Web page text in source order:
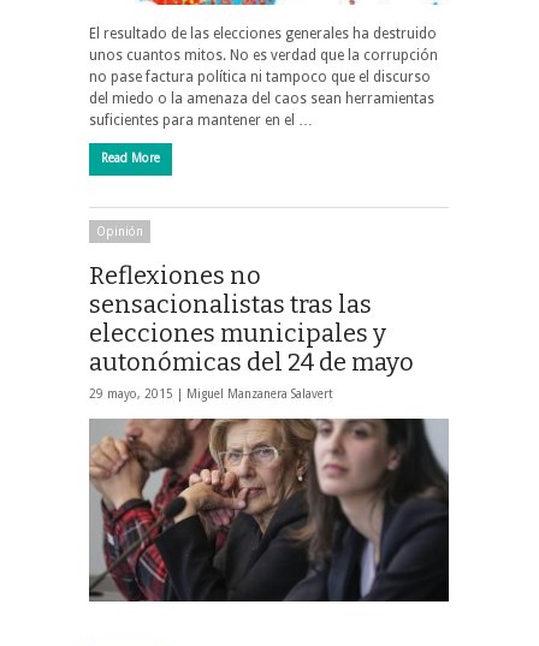
El resultado de las elecciones generales ha destruido
unos cuantos mitos. No es verdad que la corrupción
no pase factura política ni tampoco que el discurso
del miedo o la amenaza del caos sean herramientas
suficientes para mantener en el …
Read More
Opinión
Reflexiones no
sensacionalistas tras las
elecciones municipales y
autonómicas del 24 de mayo
29 mayo, 2015 | Miguel Manzanera Salavert